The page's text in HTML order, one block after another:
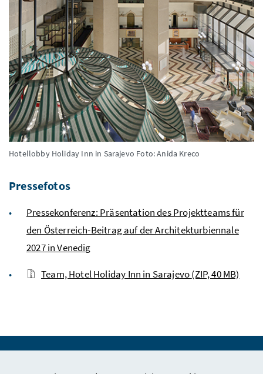
Hotellobby Holiday Inn in Sarajevo Foto: Anida Kreco
Pressefotos
Pressekonferenz: Präsentation des Projektteams für
den Österreich-Beitrag auf der Architekturbiennale
2027 in Venedig
Team, Hotel Holiday Inn in Sarajevo(ZIP, 40 MB)